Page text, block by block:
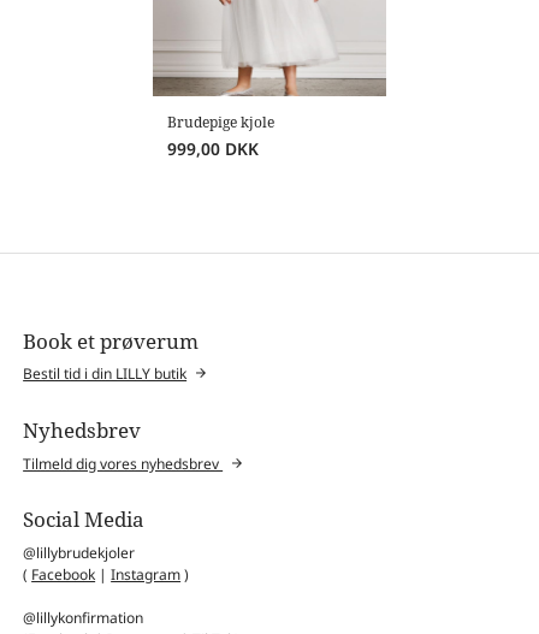
Brudepige kjole
999,00 DKK
Book et prøverum
Bestil tid i din LILLY butik
Nyhedsbrev
Tilmeld dig vores nyhedsbrev
Social Media
@lillybrudekjoler
( Facebook |Instagram)
@lillykonfirmation